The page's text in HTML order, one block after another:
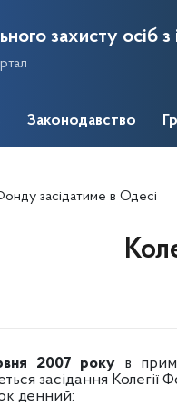
захисту осіб з
Законодавство
засідатиме в Одесі
2007 року в
засідання Колегії
денний: